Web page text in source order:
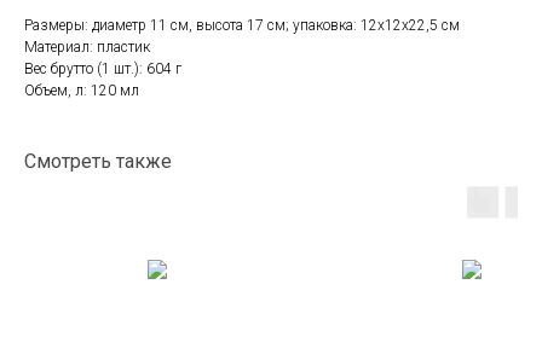
Размеры: диаметр 11 см, высота 17 см; упаковка: 12x12x22,5 см
Материал: пластик
Вес брутто (1 шт.): 604 г
Объем, л: 120 мл
Смотреть также